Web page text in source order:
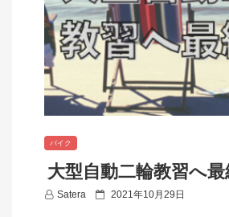
バイク
大型自動二輪教習へ最
Satera
P 2021年10月29日